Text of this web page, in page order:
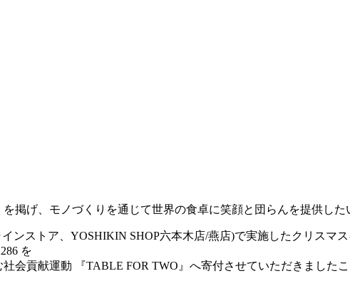
掲げ、モノづくりを通じて世界の食卓に笑顔と団らんを提供した
ンストア、YOSHIKIN SHOP六本木店/燕店)で実施したクリスマス
を
会貢献運動 『TABLE FOR TWO』へ寄付させていただきましたこ